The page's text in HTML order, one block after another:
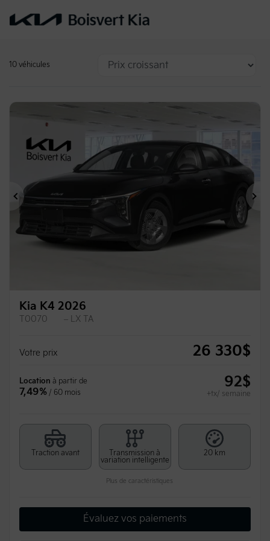
10 véhicules
Précédent
Kia K4 2026
T0070 – LX TA
Votre prix 26 330$
Location à partir de
7,49% / 60 mois
92$
+tx/ semaine
Traction avant
Transmission à
variation intelligente
20 km
Plus de caractéristiques
Évaluez vos paiements